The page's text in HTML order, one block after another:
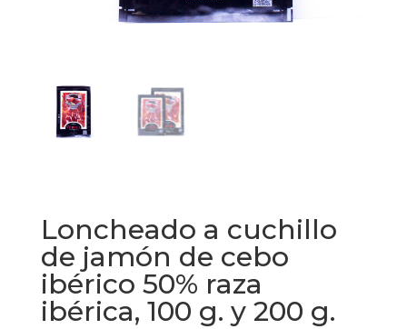
Loncheado a cuchillo
de jamón de cebo
ibérico 50% raza
ibérica, 100 g. y 200 g.